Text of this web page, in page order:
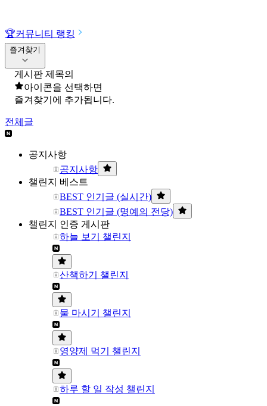
🏆커뮤니티 랭킹
즐겨찾기
게시판 제목의
아이콘을 선택하면
즐겨찾기에 추가됩니다.
전체글
공지사항
공지사항
챌린지 베스트
BEST 인기글 (실시간)
BEST 인기글 (명예의 전당)
챌린지 인증 게시판
하늘 보기 챌린지
산책하기 챌린지
물 마시기 챌린지
영양제 먹기 챌린지
하루 할 일 작성 챌린지